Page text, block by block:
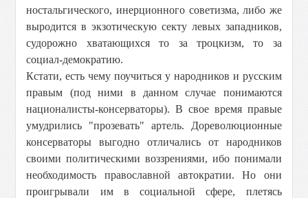
ностальгического, инерционного советизма, либо же
выродится в экзотическую секту левых западников,
судорожно хватающихся то за троцкизм, то за
социал-демократию.
Кстати, есть чему поучиться у народников и русским
правым (под ними в данном случае понимаются
националисты-консерваторы). В свое время правые
умудрились "прозевать" артель. Дореволюционные
консерваторы выгодно отличались от народников
своими политическими воззрениями, ибо понимали
необходимость православной автократии. Но они
проигрывали им в социальной сфере, плетясь